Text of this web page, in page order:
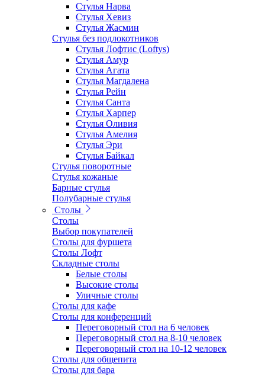
Стулья Нарва
Стулья Хевиз
Стулья Жасмин
Стулья без подлокотников
Стулья Лофтис (Loftys)
Стулья Амур
Стулья Агата
Стулья Магдалена
Стулья Рейн
Стулья Санта
Стулья Харпер
Стулья Оливия
Стулья Амелия
Стулья Эри
Стулья Байкал
Стулья поворотные
Стулья кожаные
Барные стулья
Полубарные стулья
Столы
Столы
Выбор покупателей
Столы для фуршета
Столы Лофт
Складные столы
Белые столы
Высокие столы
Уличные столы
Столы для кафе
Столы для конференций
Переговорный стол на 6 человек
Переговорный стол на 8-10 человек
Переговорный стол на 10-12 человек
Столы для общепита
Столы для бара